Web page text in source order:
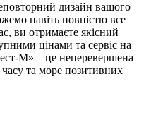
дизайн вашого
навіть повністю все
ви отримаєте якісний
цінами та сервіс на
М» – це неперевершена
часу та море позитивних